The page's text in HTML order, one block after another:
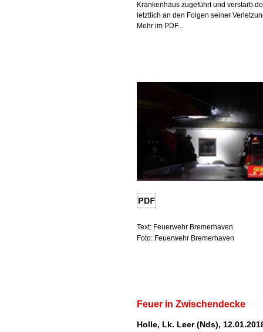
Krankenhaus zugeführt und verstarb
letztlich an den Folgen seiner
Mehr im PDF...
Text: Feuerwehr Bremerhaven
Foto: Feuerwehr Bremerhaven
Feuer in Zwischendecke
Holle, Lk. Leer (Nds),